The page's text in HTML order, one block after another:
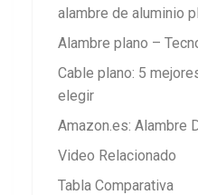
alambre de aluminio
Alambre plano –
Cable plano: 5
elegir
Amazon.es: Alambre
Video Relacionado
Tabla Comparativa